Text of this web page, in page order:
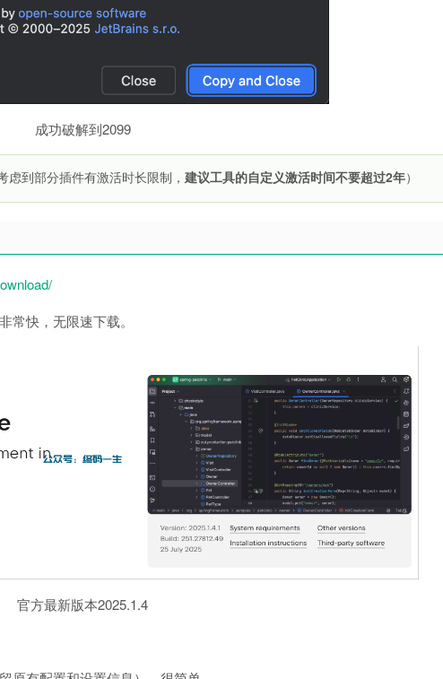
成功破解到2099
到部分插件有激活时长限制， 建议工具的自定义激活时间不要超过2年）
常快，无限速下载。
官方最新版本2025.1.4